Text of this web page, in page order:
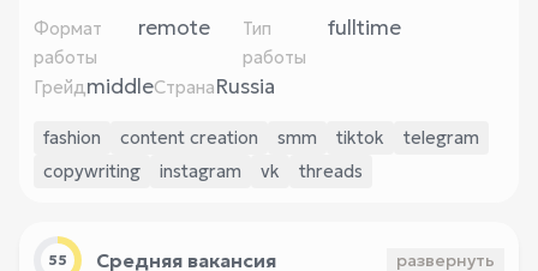
Формат
работы
remote
Тип
работы
fulltime
ГрейдmiddleСтранаRussia
fashion content creation smm tiktok
telegram
copywriting
instagram vk threads
55 Средняя вакансия развернуть